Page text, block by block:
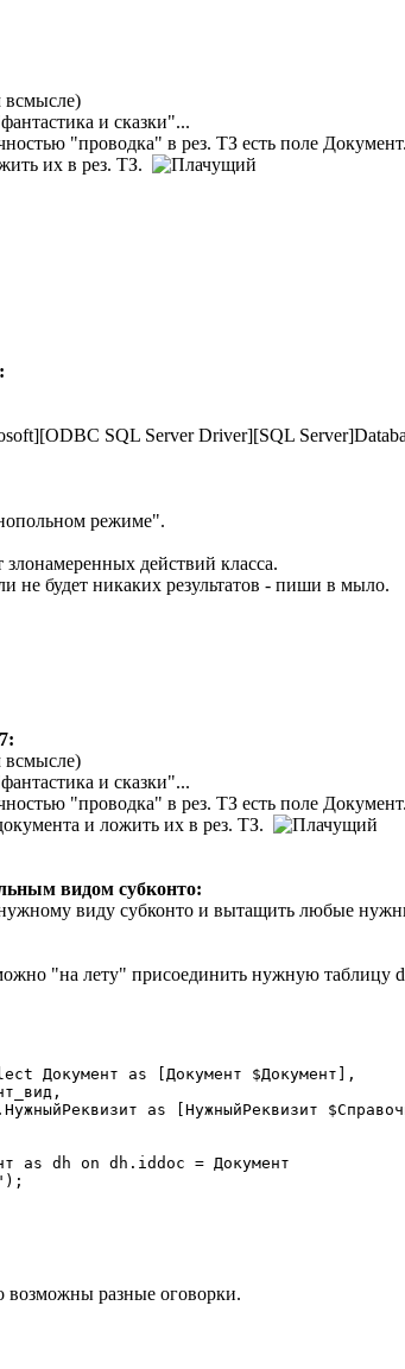
и сказки"...
"проводка" в рез. ТЗ есть поле
их в рез. ТЗ.
SQL Server Driver][SQL
режиме".
злонамеренных действий класса.
не будет никаких результатов - пиши в мыло.
и сказки"...
"проводка" в рез. ТЗ есть поле
и ложить их в рез. ТЗ.
видом субконто:
виду субконто и вытащить любые
"на лету" присоединить нужную таблицу
Документ as [Документ $Документ],
as [НужныйРеквизит
as dh on dh.iddoc = Документ
возможны разные оговорки.